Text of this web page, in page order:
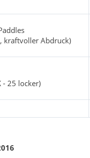
kraftvoller Abdruck)
- 25 locker)